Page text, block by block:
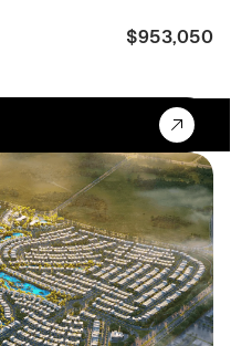
$953,050